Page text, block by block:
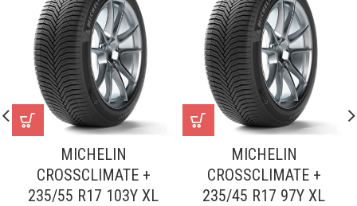
MICHELIN
CROSSCLIMATE +
235/55 R17 103Y XL
MICHELIN
CROSSCLIMATE +
235/45 R17 97Y XL